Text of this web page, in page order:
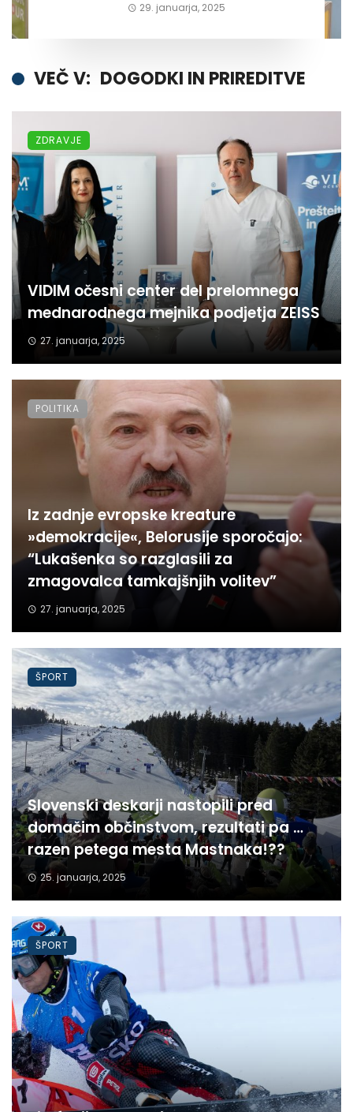
29. januarja, 2025
VEČ V: DOGODKI IN PRIREDITVE
VIDIM očesni center del prelomnega
mednarodnega mejnika podjetja ZEISS
27. januarja, 2025
ZDRAVJE
Iz zadnje evropske kreature
»demokracije«, Belorusije sporočajo:
“Lukašenka so razglasili za
zmagovalca tamkajšnjih volitev”
27. januarja, 2025
POLITIKA
Slovenski deskarji nastopili pred
domačim občinstvom, rezultati pa …
razen petega mesta Mastnaka!??
25. januarja, 2025
ŠPORT
ŠPORT